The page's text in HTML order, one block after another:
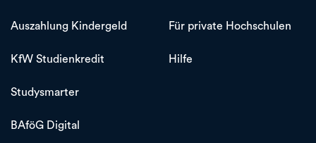
Auszahlung Kindergeld
KfW Studienkredit
Studysmarter
BAföG Digital
Für private Hochschulen
Hilfe